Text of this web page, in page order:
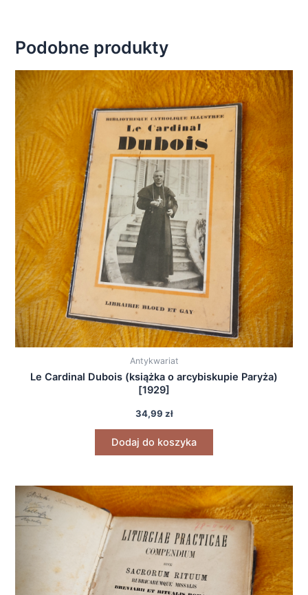
Podobne produkty
Antykwariat
Le Cardinal Dubois (książka o arcybiskupie Paryża)
[1929]
34,99 zł
Dodaj do koszyka